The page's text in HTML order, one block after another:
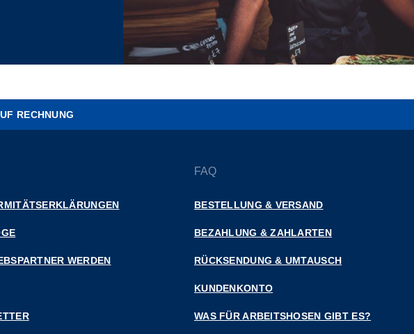
RECHNUNG
WERDEN
FAQ
BESTELLUNG & VERSAND
BEZAHLUNG & ZAHLARTEN
RÜCKSENDUNG & UMTAUSCH
KUNDENKONTO
WAS FÜR ARBEITSHOSEN GIBT ES?